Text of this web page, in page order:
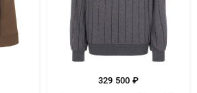
329 500 ₽